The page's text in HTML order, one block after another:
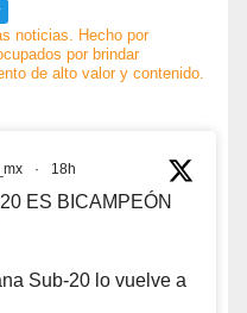
noticias. Hecho por
por brindar
de alto valor y contenido.
· 18h
ES BICAMPEÓN
Sub-20 lo vuelve a